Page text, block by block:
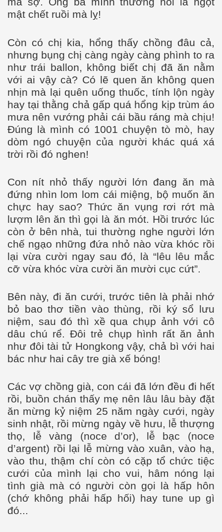
mật chết ruồi mà lỵ!
Còn có chị kia, hổng thấy chồng đâu cả,
nhưng bụng chị càng ngày càng phình to ra
như trái ballon, không biết chị đã ăn nằm
với ai vậy cà? Có lẽ quen ăn không quen
nhịn mà lại quên uống thuốc, tính lộn ngày
hay tại thằng chả gấp quá hổng kịp trùm áo
mưa nên vướng phải cái bầu ráng mà chịu!
Đúng là mình có 1001 chuyện tò mò, hay
dòm ngó chuyện của người khác quá xá
trời rồi đó nghen!
Con nít nhỏ thấy người lớn đang ăn mà
đứng nhìn lom lom cái miệng, bộ muốn ăn
chực hay sao? Thức ăn vụng rơi rớt mà
lượm lên ăn thì gọi là ăn mót. Hồi trước lúc
còn ở bên nhà, tui thường nghe người lớn
chế ngạo những đứa nhỏ nào vừa khóc rồi
lại vừa cười ngay sau đó, là “lêu lêu mắc
cỡ vừa khóc vừa cười ăn mười cục cứt”.
Bên này, đi ăn cưới, trước tiên là phải nhớ
bỏ bao thơ tiền vào thùng, rồi ký sổ lưu
niệm, sau đó thì xề qua chụp ảnh với cô
dâu chú rể. Đôi trẻ chụp hình rất ăn ảnh
như đôi tài tử Hongkong vậy, chả bì với hai
bác như hai cây tre già xế bóng!
Các vợ chồng già, con cái đã lớn đều đi hết
rồi, buồn chán thấy mẹ nên lâu lâu bày đặt
ăn mừng kỷ niệm 25 năm ngày cưới, ngày
sinh nhật, rồi mừng ngày về hưu, lễ thượng
thọ, lễ vàng (noce d’or), lễ bạc (noce
d’argent) rồi lại lễ mừng vào xuân, vào hạ,
vào thu, thậm chí còn có cặp tổ chức tiệc
cưới của mình lại cho vui, hâm nóng lại
tình già mà có người còn gọi là hấp hôn
(chớ không phải hấp hối) hay tune up gì
đó...